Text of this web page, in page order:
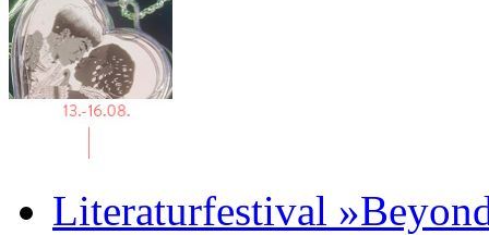
Literaturfestival